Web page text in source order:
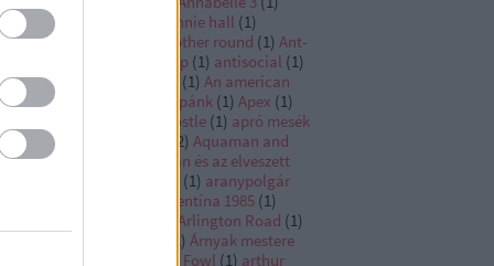
Comes Home
annie hall (1)
another round (1) Ant-
Ant-Man and the Wasp (1) antisocial (1)
(1) (1) An american
( an open secret Apánk (1) Apex (1)
apostle (1) apró mesék
apró titkok 2) Aquaman and
Lost Kingdom
Aquaman és az elveszett
(1) aranypolgár
Argentína 1985 (1)
Arlington Road (1)
1) Árnyak mestere
Artemis Fowl (1) arthur